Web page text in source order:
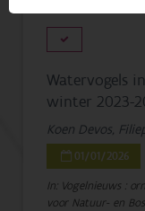
Watervogels
winter 2023-
Koen Devos,
01/01/2026
In: Vogelnieuws :
voor Natuur- en